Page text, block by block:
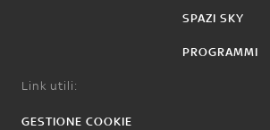
SPAZI SKY
PROGRAMMI
Link utili:
GESTIONE COOKIE